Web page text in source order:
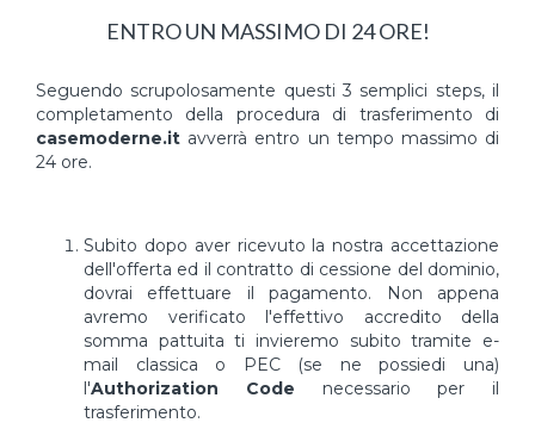
ENTRO UN MASSIMO DI 24 ORE!
Seguendo scrupolosamente questi 3 semplici steps, il
completamento della procedura di trasferimento di
casemoderne.it avverrà entro un tempo massimo di
24 ore.
Subito dopo aver ricevuto la nostra accettazione
dell'offerta ed il contratto di cessione del dominio,
dovrai effettuare il pagamento. Non appena
avremo verificato l'effettivo accredito della
somma pattuita ti invieremo subito tramite e-
mail classica o PEC (se ne possiedi una)
l'Authorization Code necessario per il
trasferimento.